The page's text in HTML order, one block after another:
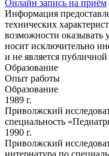
Онлайн запись на приём
Информация
технических
возможности оказывать
носит исключительно
и не является
Образование
Опыт работы
Образование
1989 г.
Приволжский
специальность
1990 г.
Приволжский
интернатура по